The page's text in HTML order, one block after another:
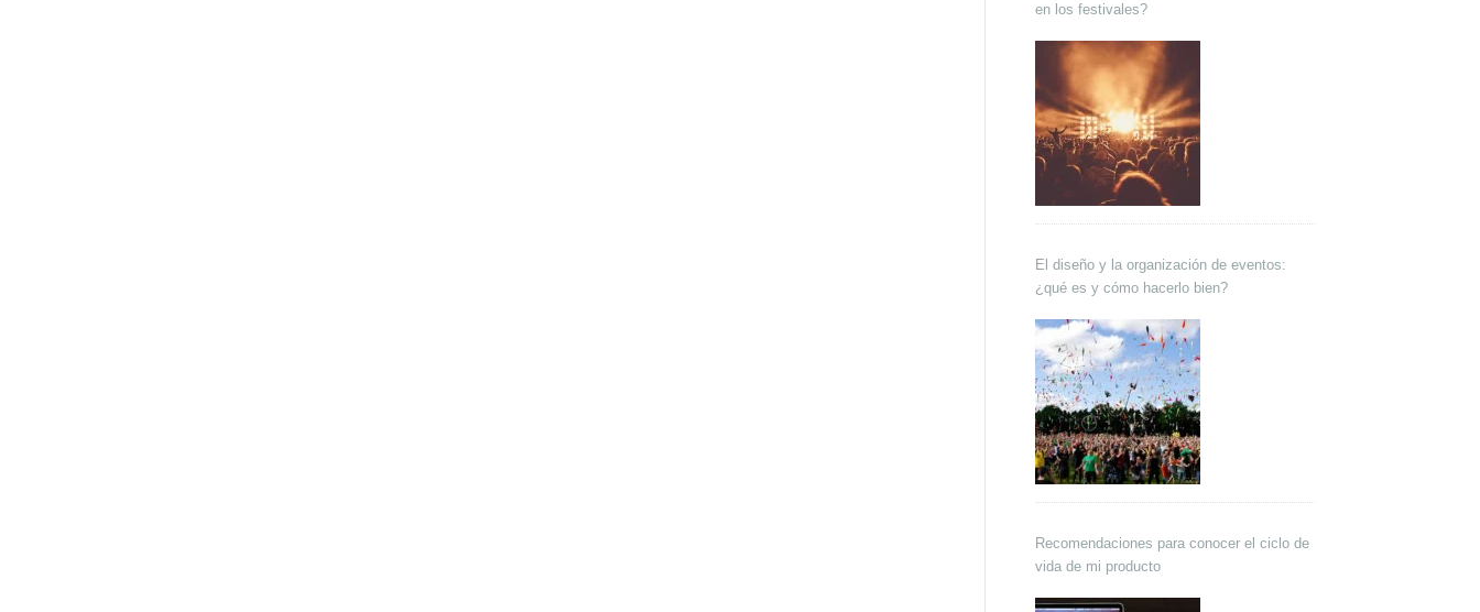
en los festivales?
El diseño y la organización de eventos:
¿qué es y cómo hacerlo bien?
Recomendaciones para conocer el ciclo de
vida de mi producto